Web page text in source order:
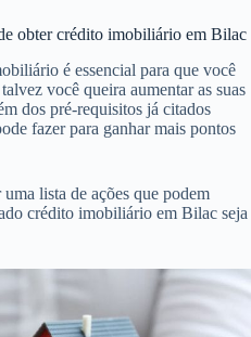
obter crédito imobiliário em Bilac
é essencial para que você
você queira aumentar as suas
dos pré-requisitos já citados
fazer para ganhar mais pontos
lista de ações que podem
crédito imobiliário em Bilac seja